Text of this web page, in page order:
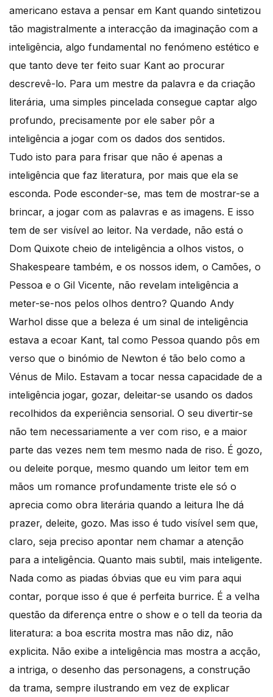
americano estava a pensar em Kant quando sintetizou
tão magistralmente a interacção da imaginação com a
inteligência, algo fundamental no fenómeno estético e
que tanto deve ter feito suar Kant ao procurar
descrevê-lo. Para um mestre da palavra e da criação
literária, uma simples pincelada consegue captar algo
profundo, precisamente por ele saber pôr a
inteligência a jogar com os dados dos sentidos.
Tudo isto para para frisar que não é apenas a
inteligência que faz literatura, por mais que ela se
esconda. Pode esconder-se, mas tem de mostrar-se a
brincar, a jogar com as palavras e as imagens. E isso
tem de ser visível ao leitor. Na verdade, não está o
Dom Quixote cheio de inteligência a olhos vistos, o
Shakespeare também, e os nossos idem, o Camões, o
Pessoa e o Gil Vicente, não revelam inteligência a
meter-se-nos pelos olhos dentro? Quando Andy
Warhol disse que a beleza é um sinal de inteligência
estava a ecoar Kant, tal como Pessoa quando pôs em
verso que o binómio de Newton é tão belo como a
Vénus de Milo. Estavam a tocar nessa capacidade de a
inteligência jogar, gozar, deleitar-se usando os dados
recolhidos da experiência sensorial. O seu divertir-se
não tem necessariamente a ver com riso, e a maior
parte das vezes nem tem mesmo nada de riso. É gozo,
ou deleite porque, mesmo quando um leitor tem em
mãos um romance profundamente triste ele só o
aprecia como obra literária quando a leitura lhe dá
prazer, deleite, gozo. Mas isso é tudo visível sem que,
claro, seja preciso apontar nem chamar a atenção
para a inteligência. Quanto mais subtil, mais inteligente.
Nada como as piadas óbvias que eu vim para aqui
contar, porque isso é que é perfeita burrice. É a velha
questão da diferença entre o show e o tell da teoria da
literatura: a boa escrita mostra mas não diz, não
explicita. Não exibe a inteligência mas mostra a acção,
a intriga, o desenho das personagens, a construção
da trama, sempre ilustrando em vez de explicar